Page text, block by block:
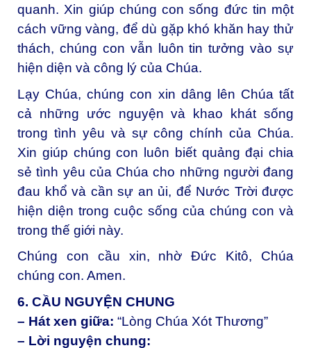
quanh. Xin giúp chúng con sống đức tin một
cách vững vàng, để dù gặp khó khăn hay thử
thách, chúng con vẫn luôn tin tưởng vào sự
hiện diện và công lý của Chúa.
Lạy Chúa, chúng con xin dâng lên Chúa tất
cả những ước nguyện và khao khát sống
trong tình yêu và sự công chính của Chúa.
Xin giúp chúng con luôn biết quảng đại chia
sẻ tình yêu của Chúa cho những người đang
đau khổ và cần sự an ủi, để Nước Trời được
hiện diện trong cuộc sống của chúng con và
trong thế giới này.
Chúng con cầu xin, nhờ Đức Kitô, Chúa
chúng con. Amen.
6. CẦU NGUYỆN CHUNG
– Hát xen giữa: “Lòng Chúa Xót Thương”
– Lời nguyện chung: